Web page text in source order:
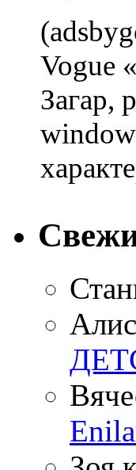
Vogue
Загар,